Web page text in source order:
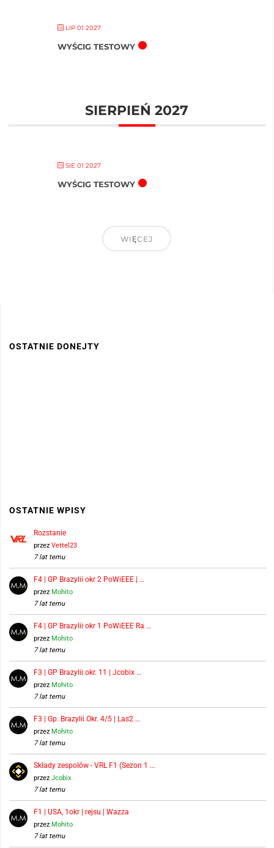
LIP 01 2027
WYŚCIG TESTOWY
SIERPIEŃ 2027
SIE 01 2027
WYŚCIG TESTOWY
WIĘCEJ
OSTATNIE DONEJTY
OSTATNIE WPISY
Rozstanie
przez Vettel23
7 lat temu
F4 | GP Brazylii okr 2 PoWiEEE | …
przez Mohito
7 lat temu
F4 | GP Brazylii okr 1 PoWiEEE Ra …
przez Mohito
7 lat temu
F3 | GP Brazylii okr. 11 | Jcobix …
przez Mohito
7 lat temu
F3 | Gp. Brazylii Okr. 4/5 | Las2 …
przez Mohito
7 lat temu
Składy zespołów - VRL F1 (Sezon 1 …
przez Jcobix
7 lat temu
F1 | USA, 1okr | rejsu | Wazza
przez Mohito
7 lat temu